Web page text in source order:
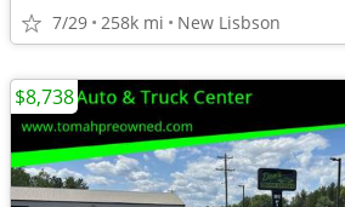
7/29 258k mi New Lisbson
$8,738